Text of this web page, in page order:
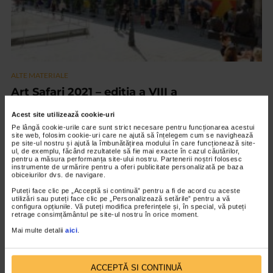
Acest site utilizează cookie-uri
Pe lângă cookie-urile care sunt strict necesare pentru funcționarea acestui
site web, folosim cookie-uri care ne ajută să înțelegem cum se navighează
pe site-ul nostru și ajută la îmbunătățirea modului în care funcționează site-
ul, de exemplu, făcând rezultatele să fie mai exacte în cazul căutărilor,
pentru a măsura performanța site-ului nostru. Partenerii noștri folosesc
instrumente de urmărire pentru a oferi publicitate personalizată pe baza
obiceiurilor dvs. de navigare.
Puteți face clic pe „Acceptă si continuă” pentru a fi de acord cu aceste
utilizări sau puteți face clic pe „Personalizează setările” pentru a vă
configura opțiunile. Vă puteți modifica preferințele și, în special, vă puteți
retrage consimțământul pe site-ul nostru în orice moment.
Mai multe detalii aici
ACCEPTĂ SI CONTINUĂ
ALTE MATERIALE
Art Safari 2021 – editia a VIII a
VIDEO